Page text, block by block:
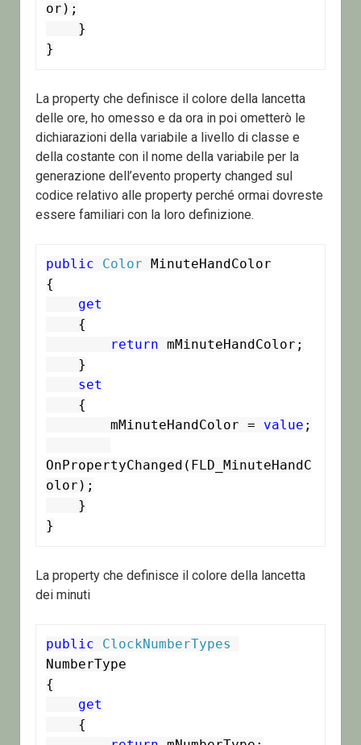
or);
}
La property che definisce il colore della lancetta
delle ore, ho omesso e da ora in poi ometterò le
dichiarazioni della variabile a livello di classe e
della costante con il nome della variabile per la
generazione dell’evento property changed sul
codice relativo alle property perché ormai dovreste
essere familiari con la loro definizione.
public Color MinuteHandColor
{
get
return mMinuteHandColor;
set
        mMinuteHandColor =
value ;
OnPropertyChanged(FLD_MinuteHandC
olor);
}
La property che definisce il colore della lancetta
dei minuti
public
ClockNumberTypes
NumberType
{
get